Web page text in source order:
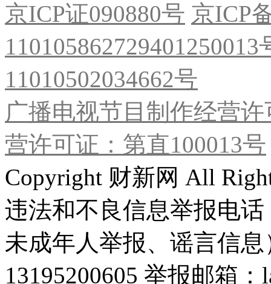
京ICP证090880号 京ICP
11010502034662号
广播电视节目制作经营
营许可证：第直100013号
Copyright 财新网 All
违法和不良信息举报电
未成年人举报、谣言信
13195200605 举报邮箱